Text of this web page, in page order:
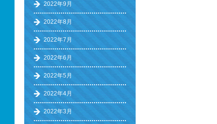
2022年9月
2022年8月
2022年7月
2022年6月
2022年5月
2022年4月
2022年3月